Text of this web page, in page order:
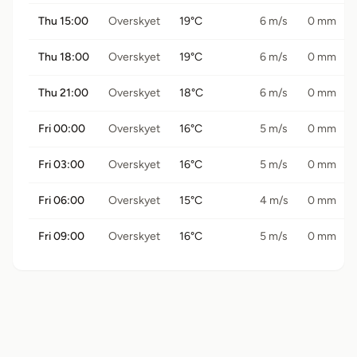
Thu 15:00 Overskyet 19°C 6 m/s 0 mm
Thu 18:00 Overskyet 19°C 6 m/s 0 mm
Thu 21:00 Overskyet 18°C 6 m/s 0 mm
Fri 00:00 Overskyet 16°C 5 m/s 0 mm
Fri 03:00 Overskyet 16°C 5 m/s 0 mm
Fri 06:00 Overskyet 15°C 4 m/s 0 mm
Fri 09:00 Overskyet 16°C 5 m/s 0 mm